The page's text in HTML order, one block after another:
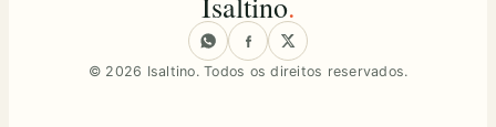
© 2026 Isaltino. Todos os direitos reservados.